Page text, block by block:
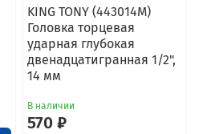
KING TONY (443014M)
Головка торцевая
ударная глубокая
двенадцатигранная 1/2",
14 мм
В наличии
570 ₽